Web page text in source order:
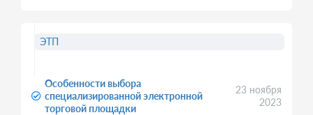
Особенности выбора
специализированной электронной
торговой площадки
23 ноября
2023
ЭТП